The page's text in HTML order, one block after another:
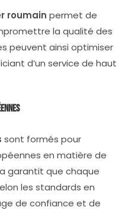
roumain permet de
la qualité des
peuvent ainsi optimiser
d’un service de haut
sont formés pour
en matière de
garantit que chaque
les standards en
de confiance et de